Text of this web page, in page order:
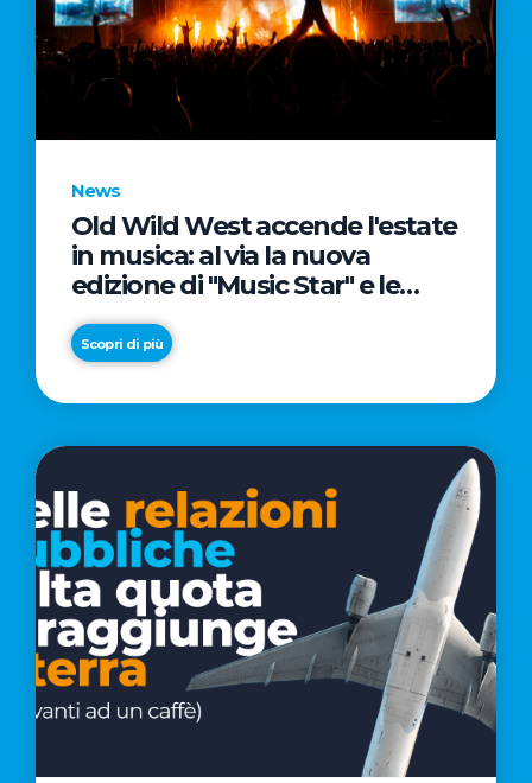
News
Old Wild West accende l'estate
in musica: al via la nuova
edizione di "Music Star" e le
prestigiose partnership con
Radio Italia e Live Nation
Scopri di più